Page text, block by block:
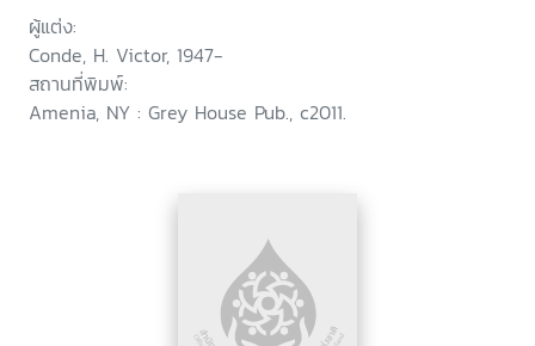
ผู้แต่ง:
Conde, H. Victor, 1947-
สถานที่พิมพ์:
Amenia, NY : Grey House Pub., c2011.